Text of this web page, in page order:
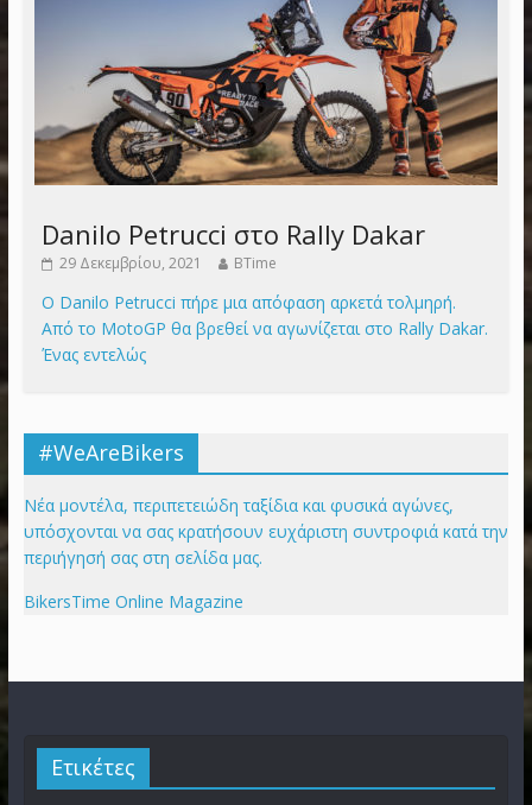
Danilo Petrucci στο Rally Dakar
29 Δεκεμβρίου, 2021 BTime
Ο Danilo Petrucci πήρε μια απόφαση αρκετά τολμηρή.
Από το MotoGP θα βρεθεί να αγωνίζεται στο Rally Dakar.
Ένας εντελώς
#WeAreBikers
Νέα μοντέλα, περιπετειώδη ταξίδια και φυσικά αγώνες,
υπόσχονται να σας κρατήσουν ευχάριστη συντροφιά κατά την
περιήγησή σας στη σελίδα μας.
BikersTime Online Magazine
Ετικέτες